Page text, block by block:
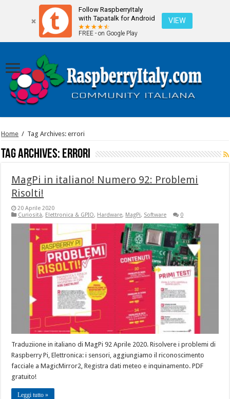
Follow RaspberryItaly
with Tapatalk for Android
FREE - on Google Play
VIEW
Home / Tag Archives: errori
Tag Archives: errori
MagPi in italiano! Numero 92: Problemi
Risolti!
20 Aprile 2020
Curiosità, Elettronica & GPIO, Hardware, MagPi, Software 0
Traduziione in italiano di MagPi 92 Aprile 2020. Risolvere i problemi di
Raspberry Pi, Elettronica: i sensori, aggiungiamo il riconoscimento
facciale a MagicMirror2, Registra dati meteo e inquinamento. PDF
gratuito!
Leggi tutto »